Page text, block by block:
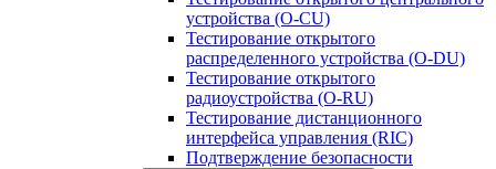
устройства (O-CU)
Тестирование открытого
распределенного устройства (O-DU)
Тестирование открытого
радиоустройства (O-RU)
Тестирование дистанционного
интерфейса управления (RIC)
Подтверждение безопасности